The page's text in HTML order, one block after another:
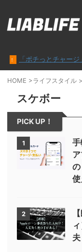
「ポチっとチャージ」
HOME >ライフスタイル >
スケボー
PICK UP！
1
使
2